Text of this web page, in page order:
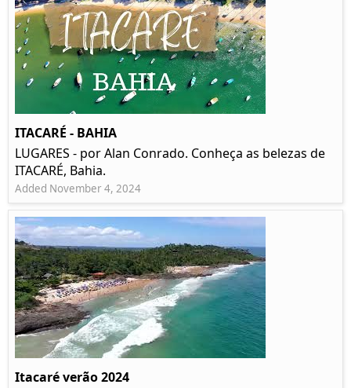
ITACARÉ - BAHIA
LUGARES - por Alan Conrado. Conheça as belezas de
ITACARÉ, Bahia.
Added November 4, 2024
Itacaré verão 2024